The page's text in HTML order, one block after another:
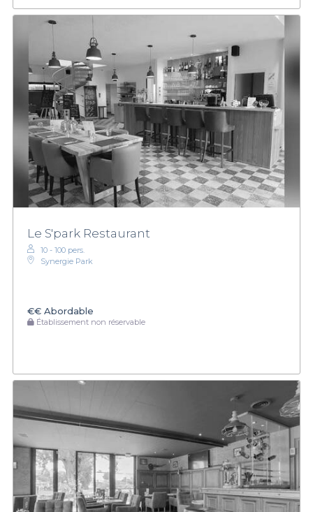
Le S'park Restaurant
10 - 100 pers.
Synergie Park
€€ Abordable
Établissement non réservable